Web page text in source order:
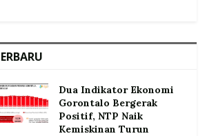
Dua Indikator Ekonomi
Gorontalo Bergerak
Positif, NTP Naik
Kemiskinan Turun